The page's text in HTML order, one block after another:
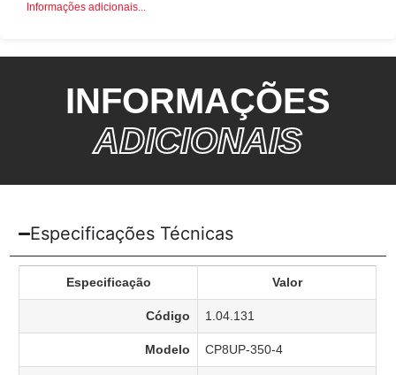
Informações adicionais...
INFORMAÇÕES
ADICIONAIS
Especificações Técnicas
Especificação Valor
Código 1.04.131
Modelo CP8UP-350-4